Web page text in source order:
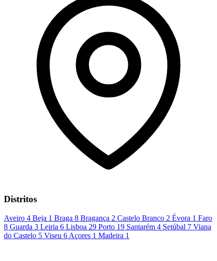
Distritos
Aveiro 4 Beja 1 Braga 8 Bragança 2 Castelo Branco 2 Évora 1 Faro
8 Guarda 3 Leiria 6 Lisboa 29 Porto 19 Santarém 4 Setúbal 7 Viana
do Castelo 5 Viseu 6 Açores 1 Madeira 1